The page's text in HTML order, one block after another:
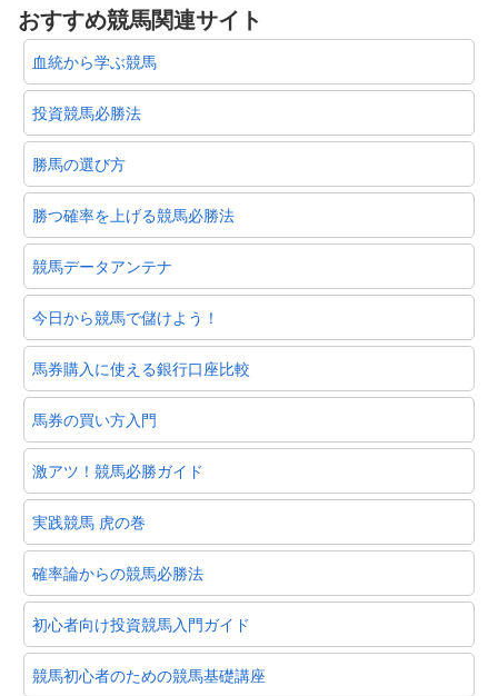
おすすめ競馬関連サイト
血統から学ぶ競馬
投資競馬必勝法
勝馬の選び方
勝つ確率を上げる競馬必勝法
競馬データアンテナ
今日から競馬で儲けよう！
馬券購入に使える銀行口座比較
馬券の買い方入門
激アツ！競馬必勝ガイド
実践競馬 虎の巻
確率論からの競馬必勝法
初心者向け投資競馬入門ガイド
競馬初心者のための競馬基礎講座